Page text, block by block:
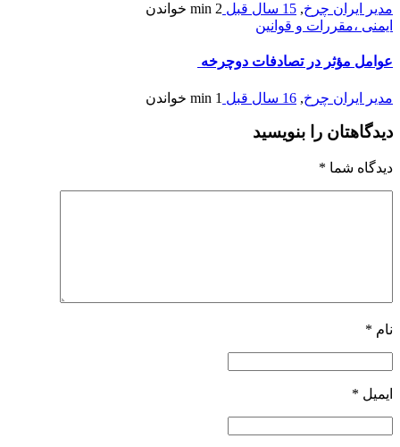
مدیر ایران چرخ, 15 سال قبل 2 min
خواندن
ایمنی ،مقررات و قوانین
عوامل مؤثر در تصادفات دوچرخه
مدیر ایران چرخ, 16 سال قبل 1 min خواندن
دیدگاهتان را بنویسید
دیدگاه شما *
نام *
ایمیل *